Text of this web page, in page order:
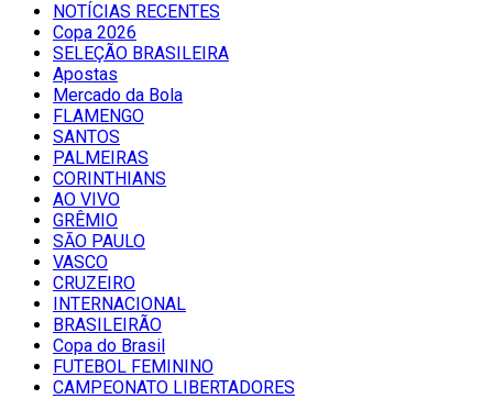
NOTÍCIAS RECENTES
Copa 2026
SELEÇÃO BRASILEIRA
Apostas
Mercado da Bola
FLAMENGO
SANTOS
PALMEIRAS
CORINTHIANS
AO VIVO
GRÊMIO
SĀO PAULO
VASCO
CRUZEIRO
INTERNACIONAL
BRASILEIRÃO
Copa do Brasil
FUTEBOL FEMININO
CAMPEONATO LIBERTADORES